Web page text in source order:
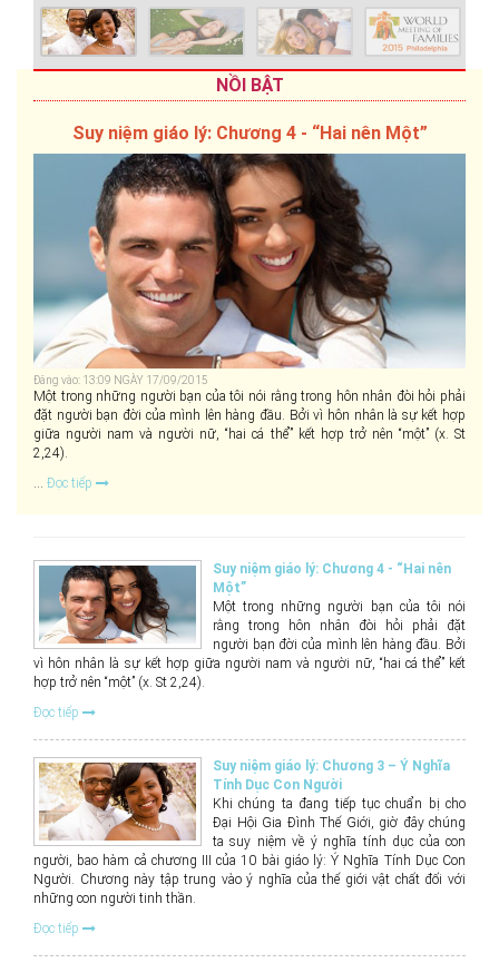
NỒI BẬT
Suy niệm giáo lý: Chương 4 - “Hai nên Một”
Đăng vào: 13:09 NGÀY 17/09/2015
Một trong những người bạn của tôi nói rằng trong hôn nhân đòi hỏi phải
đặt người bạn đời của mình lên hàng đầu. Bởi vì hôn nhân là sự kết hợp
giữa người nam và người nữ, “hai cá thể” kết hợp trở nên “một” (x. St
2,24).
Đọc tiếp
Suy niệm giáo lý: Chương 4 - “Hai nên
Một”
Một trong những người bạn của tôi nói
rằng trong hôn nhân đòi hỏi phải đặt
người bạn đời của mình lên hàng đầu. Bởi
vì hôn nhân là sự kết hợp giữa người nam và người nữ, “hai cá thể” kết
hợp trở nên “một” (x. St 2,24).
Đọc tiếp
Suy niệm giáo lý: Chương 3 – Ý Nghĩa
Tính Dục Con Người
Khi chúng ta đang tiếp tục chuẩn bị cho
Đại Hội Gia Đình Thế Giới, giờ đây chúng
ta suy niệm về ý nghĩa tính dục của con
người, bao hàm cả chương III của 10 bài giáo lý: Ý Nghĩa Tính Dục Con
Người. Chương này tập trung vào ý nghĩa của thế giới vật chất đối với
những con người tinh thần.
Đọc tiếp